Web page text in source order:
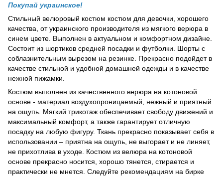
Покупай украинское!
Стильный велюровый костюм костюм для девочки, хорошего
качества, от украинского производителя из мягкого верюра в
синем цвете. Выполнен в актуальном и комфортном дизайне.
Состоит из шортиков средней посадки и футболки. Шорты с
соблазнительным вырезом на резинке. Прекрасно подойдет в
качестве стильной и удобной домашней одежды и в качестве
нежной пижамки.
Костюм выполнен из качественного верюра на котоновой
основе - материал воздухопроницаемый, нежный и приятный
на ощупь. Мягкий трикотаж обеспечивает свободу движений и
максимальный комфорт, а также гарантирует отличную
посадку на любую фигуру. Ткань прекрасно показывает себя в
использовании – приятна на ощупь, не выгорает и не линяет,
не прихотлива в уходе. Костюм из велюра на котоновой
основе прекрасно носится, хорошо тянется, стирается и
практически не мнется. Следуйте рекомендациям на бирке